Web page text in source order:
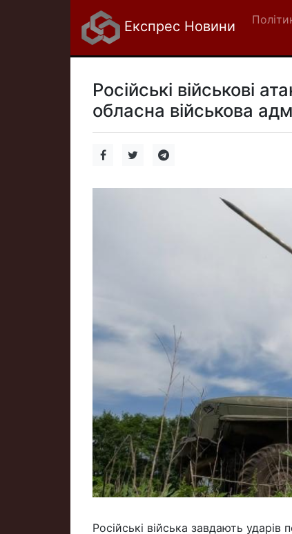
Експрес Новини
Російські військові
обласна військова
Російські війська завдають ударів